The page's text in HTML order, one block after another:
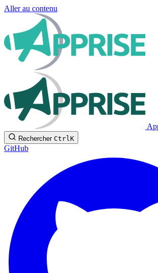
Aller au contenu
Rechercher CtrlK
GitHub